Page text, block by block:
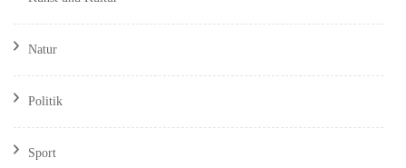
Natur
Politik
Sport